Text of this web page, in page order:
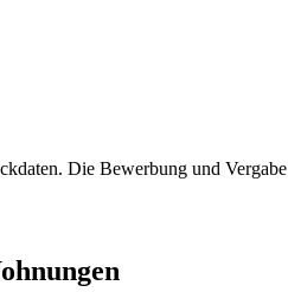
Die Bewerbung und